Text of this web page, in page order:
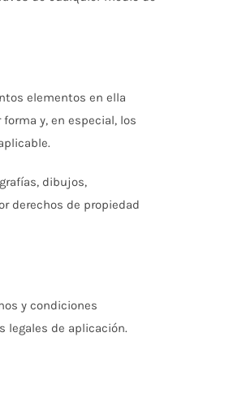
elementos en ella
y, en especial, los
dibujos,
derechos de propiedad
y condiciones
legales de aplicación.